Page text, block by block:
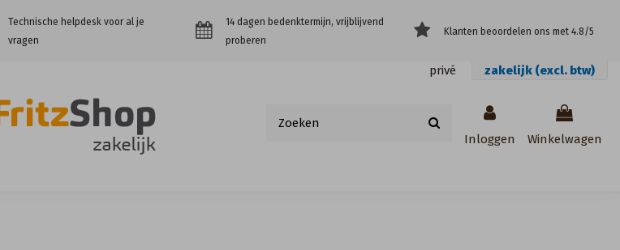
Technische helpdesk voor al je
vragen
14 dagen bedenktermijn, vrijblijvend
proberen
Klanten beoordelen ons met 4.8/5
privé zakelijk (excl. btw)
Inloggen Winkelwagen